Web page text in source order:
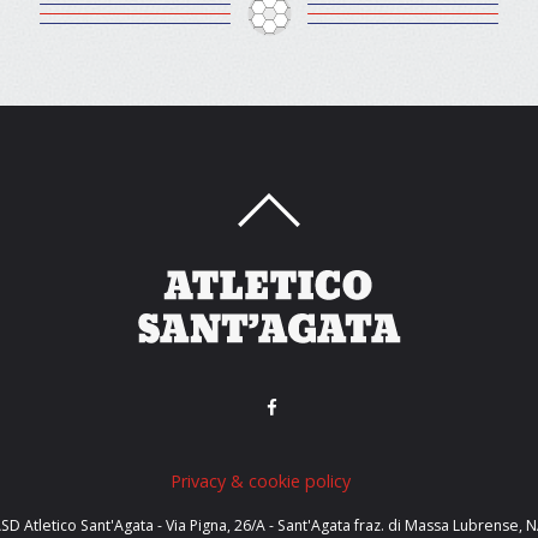
Privacy & cookie policy
Atletico Sant'Agata - Via Pigna, 26/A - Sant'Agata fraz. di Massa Lubrense,